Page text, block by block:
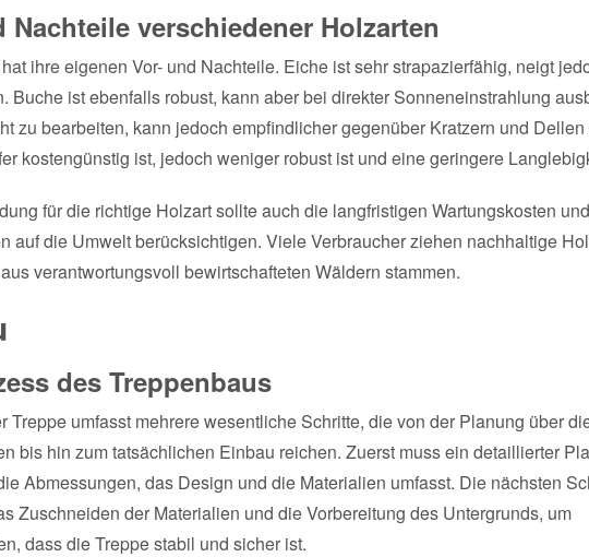
Nachteile verschiedener Holzarten
ihre eigenen Vor- und Nachteile. Eiche ist sehr strapazierfähig, neigt
Buche ist ebenfalls robust, kann aber bei direkter Sonneneinstrahlung
zu bearbeiten, kann jedoch empfindlicher gegenüber Kratzern und Dellen
kostengünstig ist, jedoch weniger robust ist und eine geringere
für die richtige Holzart sollte auch die langfristigen Wartungskosten
auf die Umwelt berücksichtigen. Viele Verbraucher ziehen nachhaltige
verantwortungsvoll bewirtschafteten Wäldern stammen.
des Treppenbaus
Treppe umfasst mehrere wesentliche Schritte, die von der Planung über
bis hin zum tatsächlichen Einbau reichen. Zuerst muss ein detaillierter
Abmessungen, das Design und die Materialien umfasst. Die nächsten
Zuschneiden der Materialien und die Vorbereitung des Untergrunds, um
dass die Treppe stabil und sicher ist.